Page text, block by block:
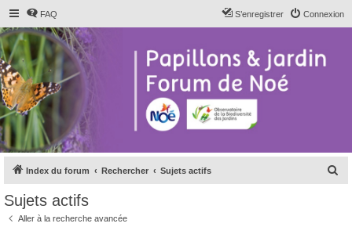
FAQ Connexion
S’enregistrer
Index du forum Rechercher Sujets actifs
Sujets actifs
Aller à la recherche avancée